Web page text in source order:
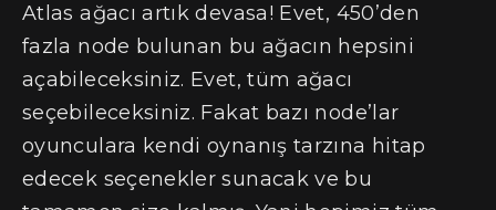
Atlas ağacı artık devasa! Evet, 450’den
fazla node bulunan bu ağacın hepsini
açabileceksiniz. Evet, tüm ağacı
seçebileceksiniz. Fakat bazı node’lar
oyunculara kendi oynanış tarzına hitap
edecek seçenekler sunacak ve bu